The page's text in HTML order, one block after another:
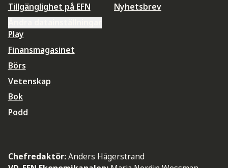
Tillgänglighet på EFN
Nyhetsbrev
Play
Finansmagasinet
Börs
Vetenskap
Bok
Podd
Chefredaktör:Anders Hägerstrand